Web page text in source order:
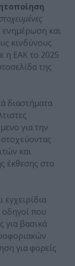
ενημέρωση και
κινδύνους
η ΕΑΚ το 2025
της
διαστήματα
για την
και
έκθεσης στο
εγχειρίδια
που
για βασικά
για φορείς